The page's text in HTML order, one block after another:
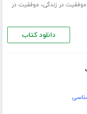
موفقیت در زندگی، موفقیت در
دانلود کتاب